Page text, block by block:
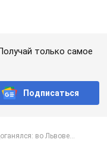
только самое
Подписаться
во Львове...